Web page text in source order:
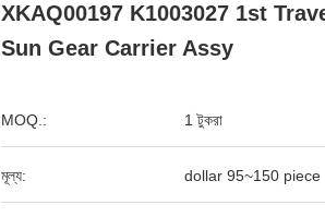
XKAQ00197 K1003027 1st
Sun Gear Carrier Assy
MOQ.: 1 টুকরা
মূল্য: dollar 95~150 piece